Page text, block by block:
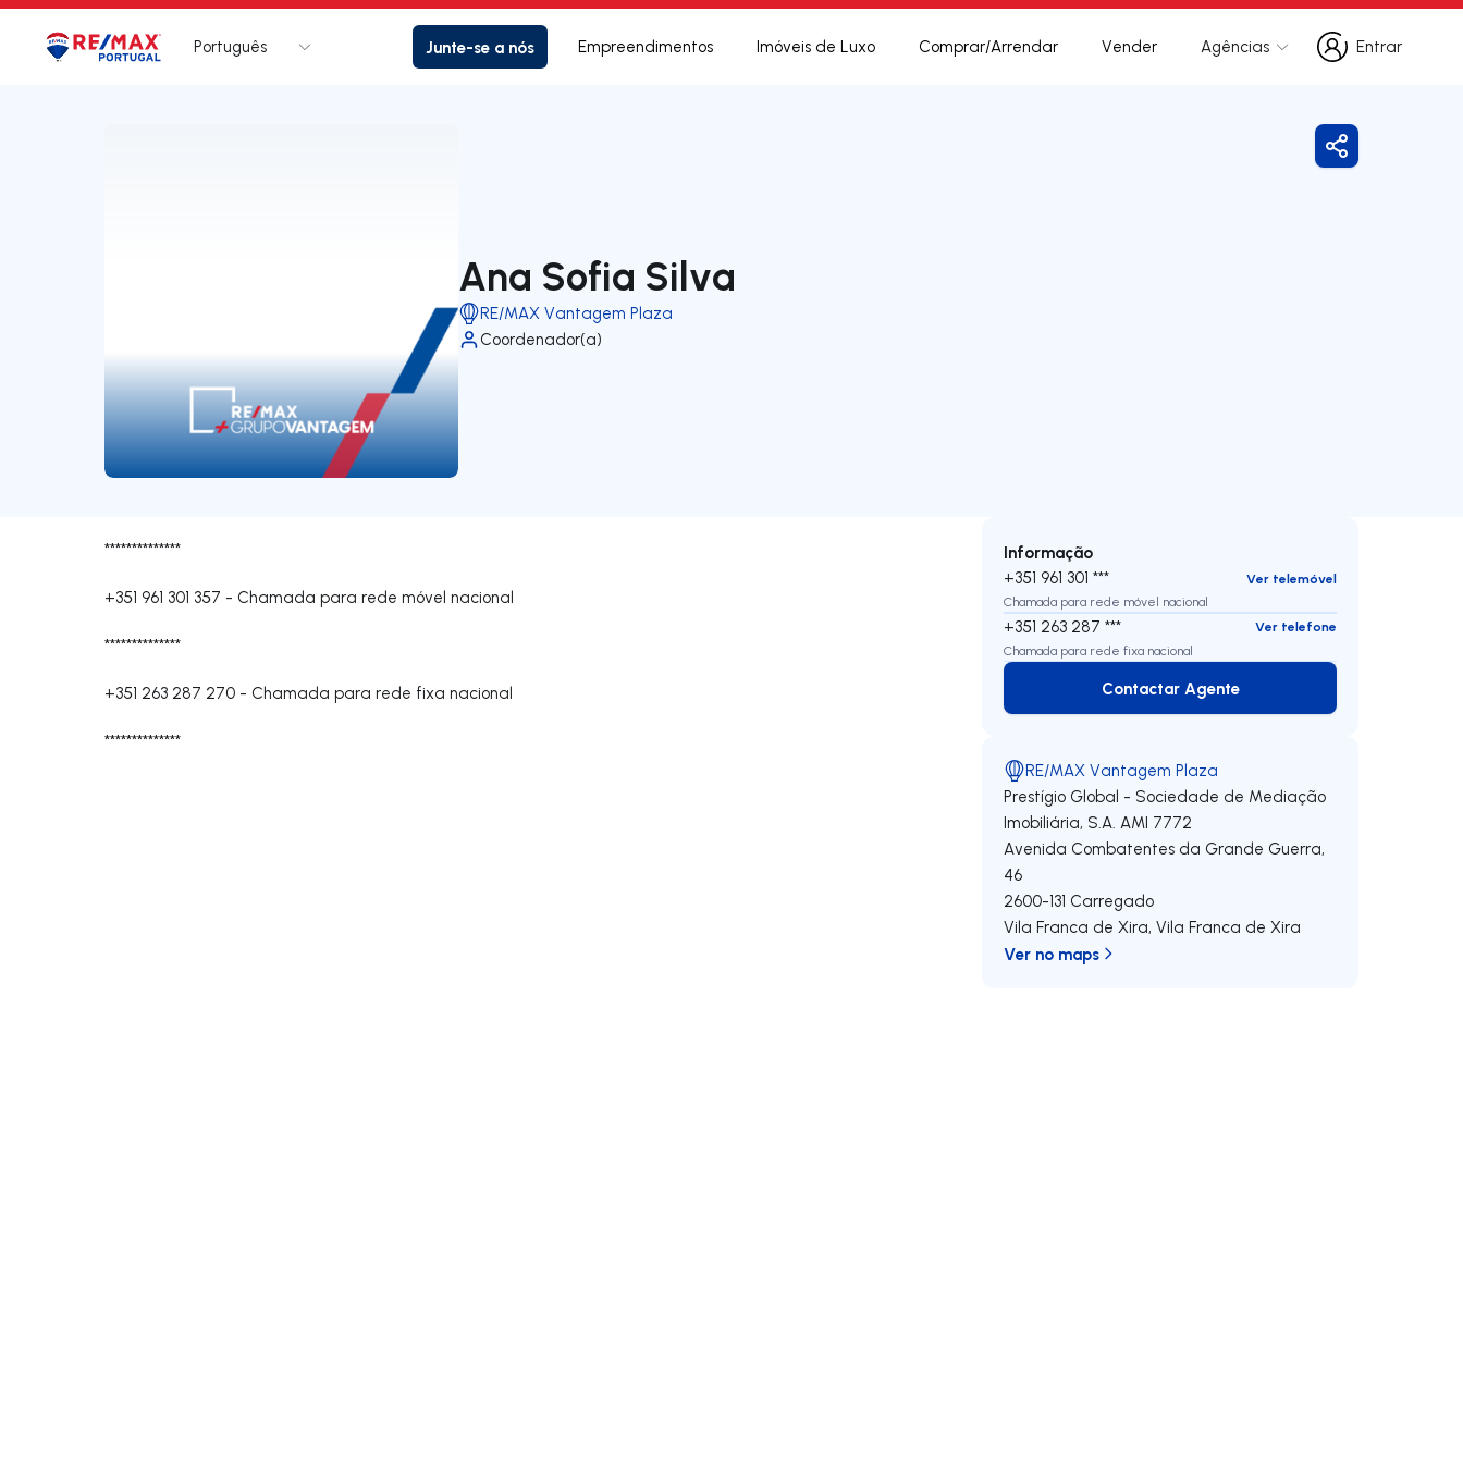
Logo Ir para página inicial
Português Junte-se a nós Empreendimentos Imóveis de Luxo Comprar/Arrendar Vender Agências
Entrar
Entrar
Ana Sofia Silva
RE/MAX Vantagem Plaza
Coordenador(a)
Partilhar
**************
+351 961 301 357 - Chamada para rede móvel nacional
**************
+351 263 287 270 - Chamada para rede fixa nacional
**************
Informação
+351 961 301 ***
Ver telemóvel
Chamada para rede móvel nacional
+351 263 287 ***
Ver telefone
Chamada para rede fixa nacional
Contactar Agente
Contactar Agente
RE/MAX Vantagem Plaza
Prestígio Global - Sociedade de Mediação
Imobiliária, S.A. AMI 7772
Avenida Combatentes da Grande Guerra,
46
2600-131 Carregado
Vila Franca de Xira,Vila Franca de Xira
Ver no maps